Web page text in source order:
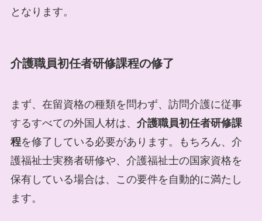
となります。
介護職員初任者研修課程の修了
まず、在留資格の種類を問わず、訪問介護に従事
するすべての外国人材は、 介護職員初任者研修課
程を修了している必要があります。もちろん、介
護福祉士実務者研修や、介護福祉士の国家資格を
保有している場合は、この要件を自動的に満たし
ます。